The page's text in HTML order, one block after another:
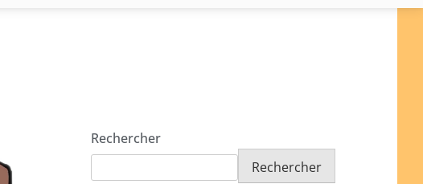
Rechercher
Rechercher